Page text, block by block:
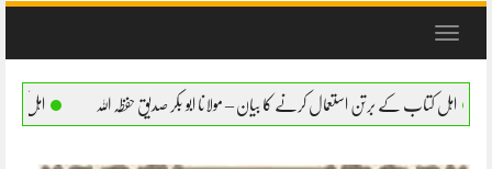
Toggle
کرنے کا بیان – مولانا ابو بکر صدیق حفظہ اللہ اہل کتاب کے برتن استعمال کرنے کا